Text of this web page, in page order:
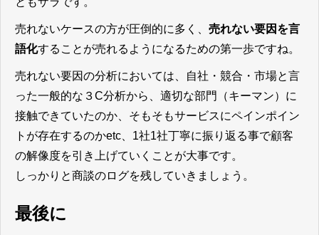
売れないケースの方が圧倒的に多く、 売れない要因を言
語化することが売れるようになるための第一歩ですね。
売れない要因の分析においては、自社・競合・市場と言
った一般的な３C分析から、適切な部門（キーマン）に
接触できていたのか、そもそもサービスにペインポイン
トが存在するのかetc、1社1社丁寧に振り返る事で顧客
の解像度を引き上げていくことが大事です。
しっかりと商談のログを残していきましょう。
最後に